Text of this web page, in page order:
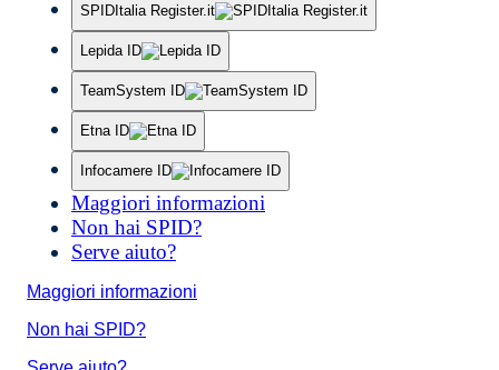
SPIDItalia Register.it
Lepida ID
TeamSystem ID
Etna ID
Infocamere ID
Maggiori informazioni
Non hai SPID?
Serve aiuto?
Maggiori informazioni
Non hai SPID?